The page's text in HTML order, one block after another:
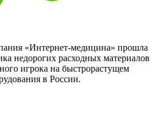
«Интернет-медицина» прошла
недорогих расходных материалов
игрока на быстрорастущем
в России.